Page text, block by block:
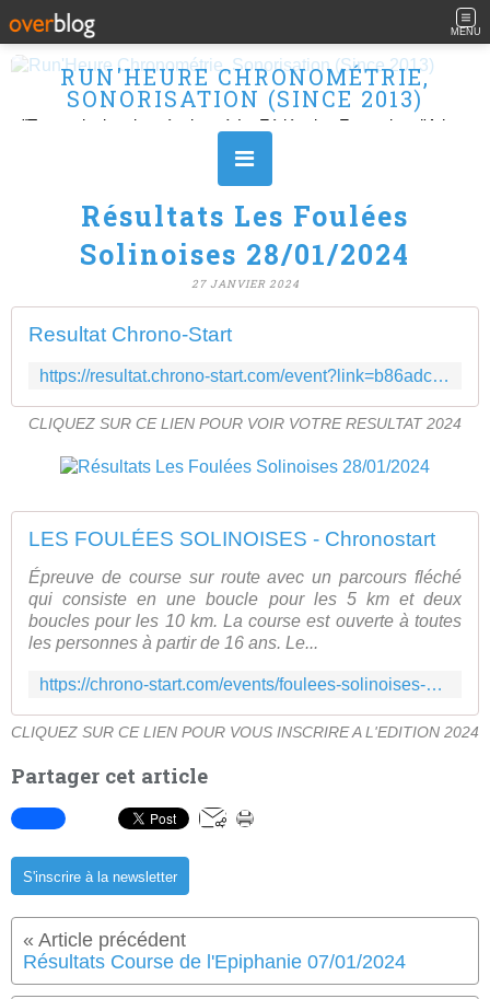
MENU
RUN'HEURE CHRONOMÉTRIE,
SONORISATION (SINCE 2013)
Résultats Les Foulées
Solinoises 28/01/2024
27 JANVIER 2024
Resultat Chrono-Start
https://resultat.chrono-start.com/event?link=b86adcb8189ccc47dd00ecc6b2989312
CLIQUEZ SUR CE LIEN POUR VOIR VOTRE RESULTAT 2024
LES FOULÉES SOLINOISES - Chronostart
Épreuve de course sur route avec un parcours fléché
qui consiste en une boucle pour les 5 km et deux
boucles pour les 10 km. La course est ouverte à toutes
les personnes à partir de 16 ans. Le...
https://chrono-start.com/events/foulees-solinoises-503-944/
CLIQUEZ SUR CE LIEN POUR VOUS INSCRIRE A L'EDITION 2024
Partager cet article
S'inscrire à la newsletter
Résultats Course de l'Epiphanie 07/01/2024